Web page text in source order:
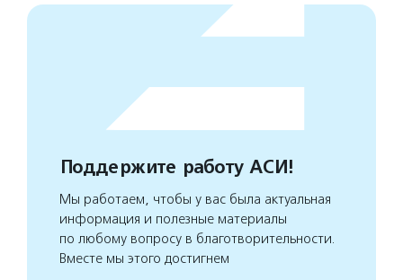
Поддержите работу АСИ!
Мы работаем, чтобы у вас была актуальная
информация и полезные материалы
по любому вопросу в благотворительности.
Вместе мы этого достигнем